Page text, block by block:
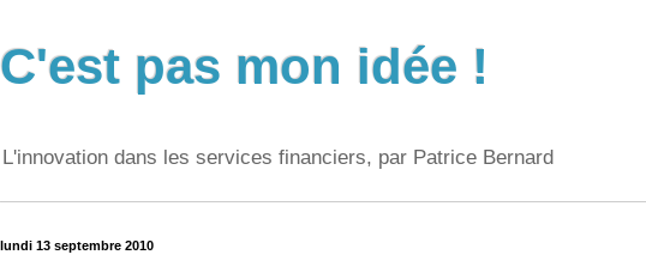
C'est pas mon idée !
L'innovation dans les services financiers, par Patrice Bernard
lundi 13 septembre 2010